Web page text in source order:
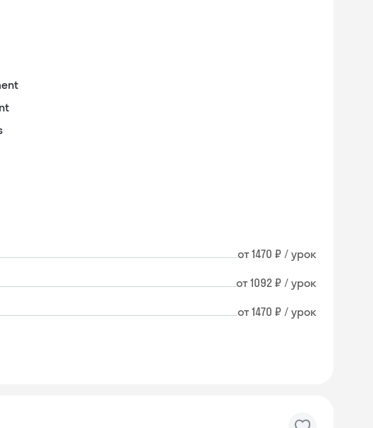
от 1470 ₽ / урок
от 1092 ₽ / урок
от 1470 ₽ / урок